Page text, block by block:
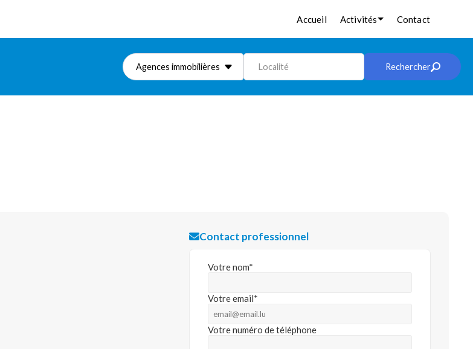
Accueil Activités Contact
Agences immobilières Localité Rechercher
Contact professionnel
Votre nom*
Votre email*
Votre numéro de téléphone